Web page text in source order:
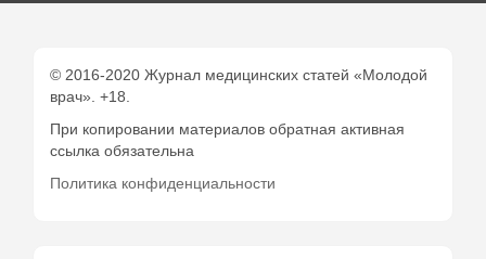
© 2016-2020 Журнал медицинских статей «Молодой
врач». +18.
При копировании материалов обратная активная
ссылка обязательна
Политика конфиденциальности